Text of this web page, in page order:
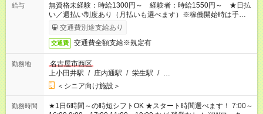
給与
無資格未経験：時給1300円～ 経験者：時給1550円～ ★日払
い／週払い制度あり（月払いも選べます）※稼働開始時は手続き
完了次第のお支払いとなります。
交通費別途支給あり
交通費 交通費全額支給※規定有
勤務地
名古屋市西区
上小田井駅 / 庄内通駅 / 栄生駅 / …
＜シニア向け施設＞
勤務時間
★1日6時間～の時短シフトOK ★スタート時間選べます！ 7:00～